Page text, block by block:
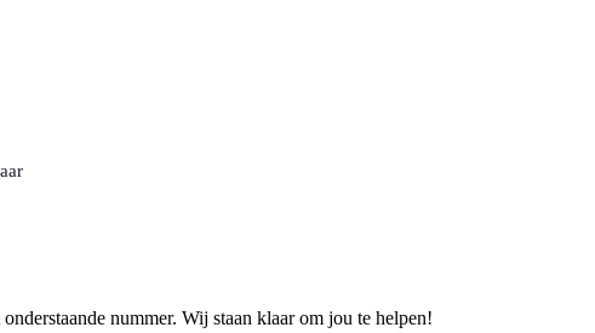
nummer. Wij staan klaar om jou te helpen!